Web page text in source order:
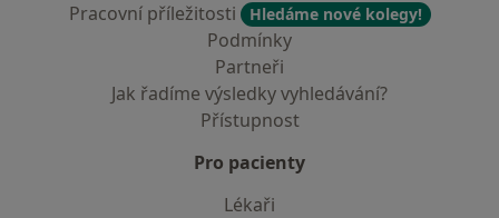
Pracovní příležitosti
Hledáme nové kolegy!
Podmínky
Partneři
Jak řadíme výsledky vyhledávání?
Přístupnost
Pro pacienty
Lékaři